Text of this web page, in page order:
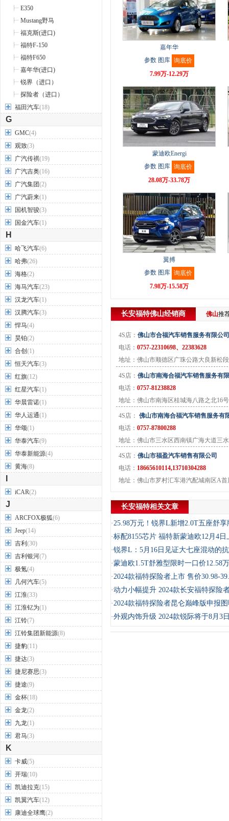
E350
Mustang野马
福克斯(进口)
福特F-150
福特F650
嘉年华(进口)
锐界（进口）
探险者（进口）
福田汽车(18)
G
GMC(4)
观致(3)
广汽传祺(19)
广汽吉奥(16)
广汽集团(2)
广汽蔚来(1)
国机智骏(3)
国金汽车(1)
H
哈飞汽车(6)
哈弗(26)
海格(2)
海马汽车(23)
汉龙汽车(1)
汉腾汽车(3)
悍马(4)
昊铂(2)
合创 (1)
恒天汽车(3)
红旗(12)
红星汽车(1)
华晨雷诺(1)
华人运通(1)
华颂(1)
华泰汽车(9)
华泰新能源(4)
黄海(8)
iCAR(2)
J
ARCFOX极狐(6)
Jeep(14)
吉利 (30)
吉利银河(7)
极氪(4)
几何汽车(5)
江淮(33)
江淮钇为(1)
江铃(7)
江铃集团新能源(8)
捷豹(11)
捷达(3)
捷尼赛思(3)
捷途(9)
金杯(18)
金龙(2)
九龙(1)
君马(3)
K
卡威(5)
开瑞(10)
凯迪拉克(15)
凯翼汽车(12)
康迪全球鹰(2)
嘉年华
参数 图库 询底价
7.99万-12.29万
蒙迪欧Energi
参数 图库 询底价
28.08万-33.78万
翼搏
参数 图库 询底价
7.98万-15.58万
长安福特佛山经销商 佛山推
4S店： 佛山市合福汽车销售服务有限公司
电话： 0757-22310698、22383628
地址：佛山市顺德区广珠公路大良新松段
4S店： 佛山市南海合福汽车销售服务有
电话： 0757-81238828
地址：佛山市南海区桂城海八路之北16号
4S店： 佛山市南海合福汽车销售服务有
电话： 0757-87800288
地址：佛山市三水区西南镇广海大道三
4S店： 佛山市福盈汽车销售有限公司
电话： 18665610114,13710304288
地址：佛山市罗村汇车港汽配城南区A首
长安福特相关文章
·25.98万元！锐界L新增2.0T五座舒享
·标配8155芯片 福特新蒙迪欧12月4日
·锐界L：5月16日见证大七座混动的
·蒙迪欧1.5T舒雅型限时一口价12.58
·2024款福特探险者上市 售价30.98-
·动力小幅提升 2024款长安福特探险
·2024款福特探险者昆仑巅峰版申报
·外观内饰升级 2024款锐际将于8月3